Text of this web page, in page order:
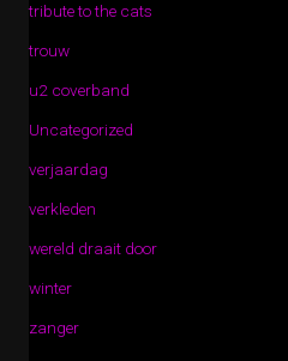
tribute to the cats
trouw
u2 coverband
Uncategorized
verjaardag
verkleden
wereld draait door
winter
zanger